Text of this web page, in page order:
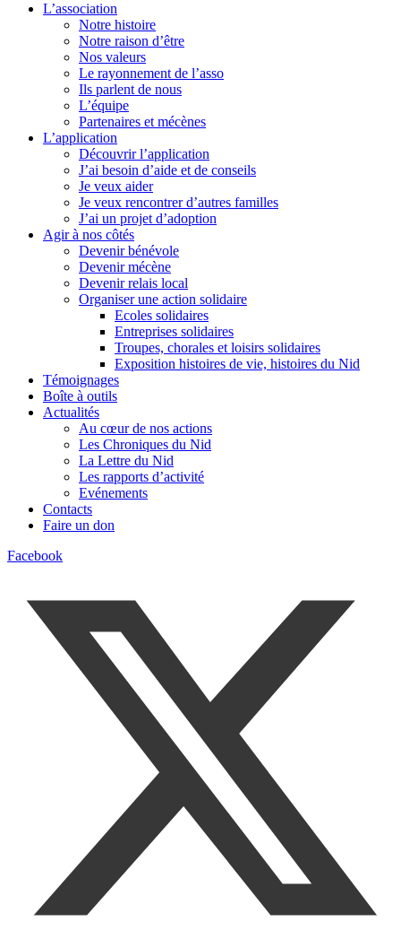
L’association
Notre histoire
Notre raison d’être
Nos valeurs
Le rayonnement de l’asso
Ils parlent de nous
L’équipe
Partenaires et mécènes
L’application
Découvrir l’application
J’ai besoin d’aide et de conseils
Je veux aider
Je veux rencontrer d’autres familles
J’ai un projet d’adoption
Agir à nos côtés
Devenir bénévole
Devenir mécène
Devenir relais local
Organiser une action solidaire
Ecoles solidaires
Entreprises solidaires
Troupes, chorales et loisirs solidaires
Exposition histoires de vie, histoires du Nid
Témoignages
Boîte à outils
Actualités
Au cœur de nos actions
Les Chroniques du Nid
La Lettre du Nid
Les rapports d’activité
Evénements
Contacts
Faire un don
Facebook